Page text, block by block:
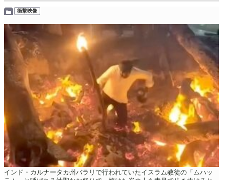
衝撃映像
インド・カルナータカ州バラリで行われていたイスラム教徒の「ムハッ